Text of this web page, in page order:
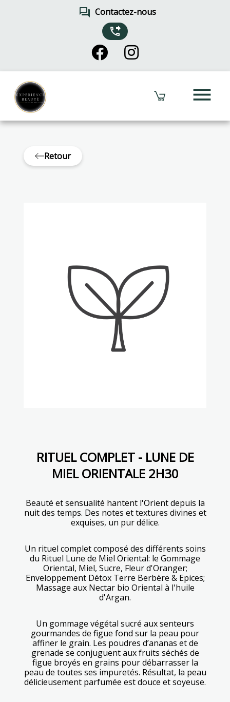
forum Contactez-nous
phone_forwarded
menu
Retour
RITUEL COMPLET - LUNE DE
MIEL ORIENTALE 2H30
Beauté et sensualité hantent l'Orient depuis la
nuit des temps. Des notes et textures divines et
exquises, un pur délice.
Un rituel complet composé des différents soins
du Rituel Lune de Miel Oriental: le Gommage
Oriental, Miel, Sucre, Fleur d'Oranger;
Enveloppement Détox Terre Berbère & Epices;
Massage aux Nectar bio Oriental à l'huile
d'Argan.
Un gommage végétal sucré aux senteurs
gourmandes de figue fond sur la peau pour
affiner le grain. Les poudres d’ananas et de
grenade se conjuguent aux fruits séchés de
figue broyés en grains pour débarrasser la
peau de toutes ses impuretés. Résultat, la peau
délicieusement parfumée est douce et soyeuse.